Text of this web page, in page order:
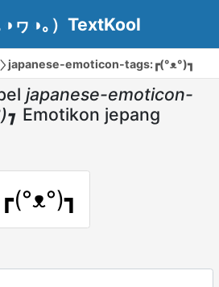
｡◑ヮ◑｡）TextKool
japanese-emoticon-tags:┏(°ᴥ°)┓
japanese-emoticon-
Emotikon jepang
┏(°ᴥ°)┓